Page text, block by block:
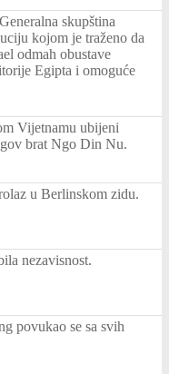
skupština
kojom je traženo da
odmah obustave
Egipta i omoguće
Vijetnamu ubijeni
brat Ngo Din Nu.
u Berlinskom zidu.
nezavisnost.
povukao se sa svih